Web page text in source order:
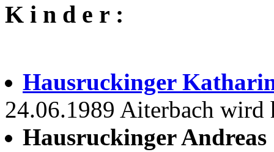
K i n d e r :
Hausruckinger
24.06.1989 Aiterbach wird
Hausruckinger Andreas